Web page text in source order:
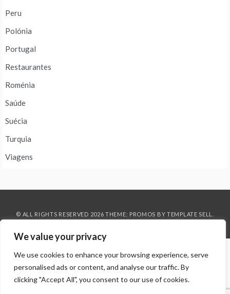
We value your privacy
We use cookies to enhance your browsing experience, serve
personalised ads or content, and analyse our traffic. By
clicking "Accept All", you consent to our use of cookies.
Peru
Polónia
Portugal
Restaurantes
Roménia
Saúde
Suécia
Turquia
Viagens
© ALL RIGHTS RESERVED 2026 THEME: PROMOS BY TEMPLATE SELL